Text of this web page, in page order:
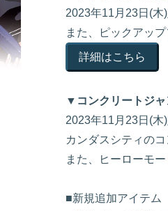
2023年11月23日(
また、ピックアッ
詳細はこちら
▼コンクリートジ
2023年11月23日(
カンダスシティの
また、ヒーローモ
■新規追加アイテム